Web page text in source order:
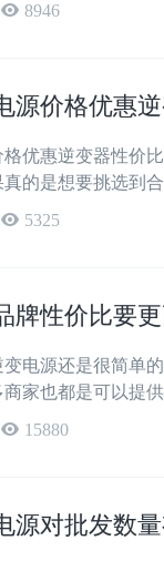
8946
源价格优惠
优惠逆变器性价
的是想要挑选到
5325
牌性价比要
电源还是很简单
家也都是可以提
15880
源对批发数